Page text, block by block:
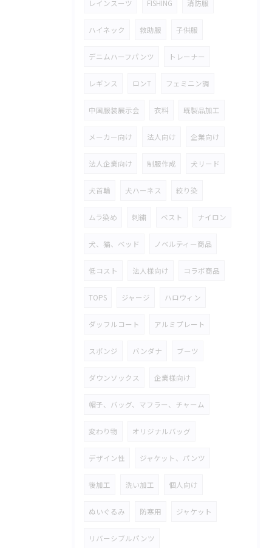
レインスーツ FISHING 消防服
ハイネック 救助服 子供服
デニムハーフパンツ トレーナー
レギンス ロンT フェミニン調
中国服装展示会 衣料 既製品加工
メーカー向け 法人向け 企業向け
法人企業向け 制服作成 犬リード
犬首輪 犬ハーネス 絞り染
ムラ染め 刺繍 ベスト ナイロン
犬、猫、ベッド ノベルティー商品
低コスト 法人様向け コラボ商品
TOPS ジャージ ハロウィン
ダッフルコート アルミプレート
スポンジ バンダナ ブーツ
ダウンソックス 企業様向け
帽子、バッグ、マフラー、チャーム
変わり物 オリジナルバッグ
デザイン性 ジャケット、パンツ
後加工 洗い加工 個人向け
ぬいぐるみ 防寒用 ジャケット
リバーシブルパンツ